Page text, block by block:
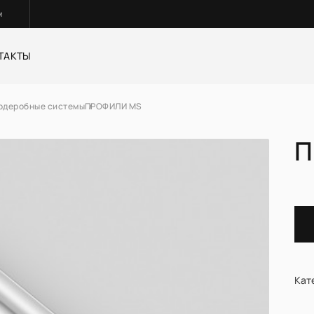
и раздвижные систем Корпусная мебель
системыПРОФИЛИ MS